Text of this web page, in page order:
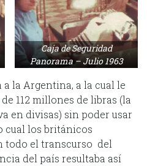
Caja de Seguridad
Panorama – Julio 1963
la Argentina, a la cual le
112 millones de libras (la
en divisas) sin poder usar
cual los británicos
todo el transcurso del
del país resultaba así